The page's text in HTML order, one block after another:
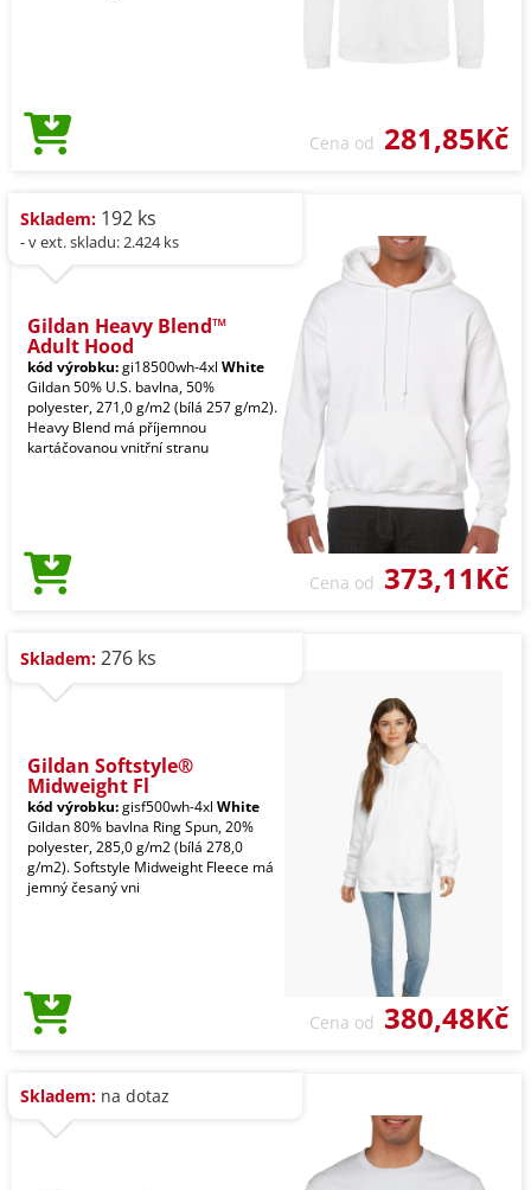
Cena od 281,85Kč
Skladem: 192 ks
- v ext. skladu: 2.424 ks
Gildan Heavy Blend™
Adult Hood
kód výrobku:gi18500wh-4xl White
Gildan 50% U.S. bavlna, 50%
polyester, 271,0 g/m2 (bílá 257 g/m2).
Heavy Blend má příjemnou
kartáčovanou vnitřní stranu
Cena od 373,11Kč
Skladem: 276 ks
Gildan Softstyle®
Midweight Fl
kód výrobku:gisf500wh-4xl White
Gildan 80% bavlna Ring Spun, 20%
polyester, 285,0 g/m2 (bílá 278,0
g/m2). Softstyle Midweight Fleece má
jemný česaný vni
Cena od 380,48Kč
Skladem: na dotaz